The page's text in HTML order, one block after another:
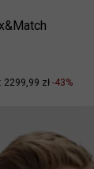
zł -43%